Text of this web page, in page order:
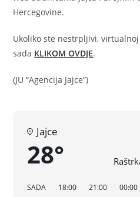
Hercegovine.
Ukoliko ste nestrpljivi,
sada KLIKOM OVDJE.
(JU “Agencija Jajce”)
Jajce
28°
SADA 18:00 21:00 00:00